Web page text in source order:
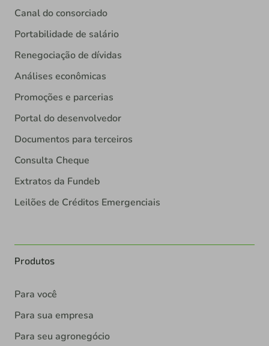
Canal do consorciado
Portabilidade de salário
Renegociação de dívidas
Análises econômicas
Promoções e parcerias
Portal do desenvolvedor
Documentos para terceiros
Consulta Cheque
Extratos da Fundeb
Leilões de Créditos Emergenciais
Produtos
Para você
Para sua empresa
Para seu agronegócio